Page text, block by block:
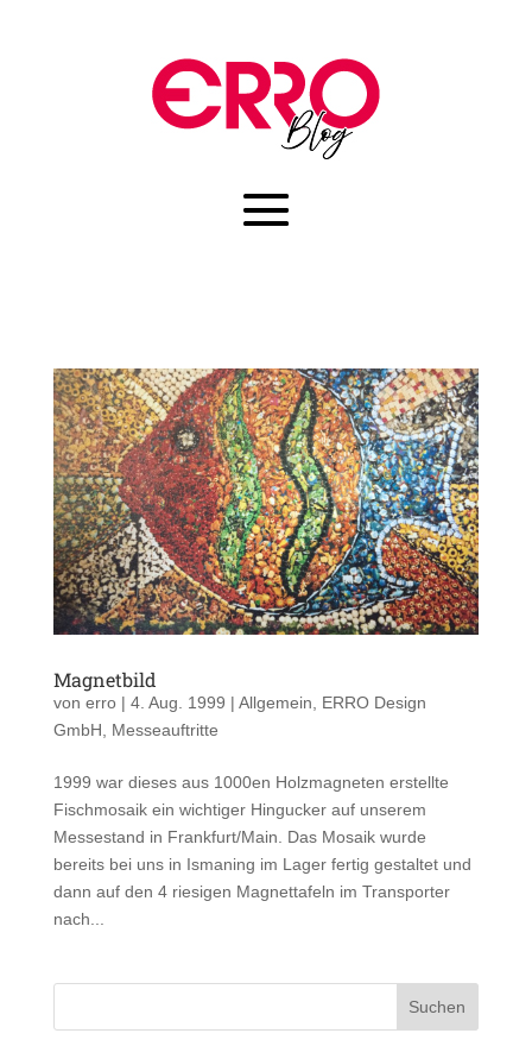
Magnetbild
von erro| 4. Aug. 1999 | Allgemein
ERRO Design
GmbH
Messeauftritte
1999 war dieses aus 1000en Holzmagneten erstellte
Fischmosaik ein wichtiger Hingucker auf unserem
Messestand in Frankfurt/Main. Das Mosaik wurde
bereits bei uns in Ismaning im Lager fertig gestaltet und
dann auf den 4 riesigen Magnettafeln im Transporter
nach...
Suchen